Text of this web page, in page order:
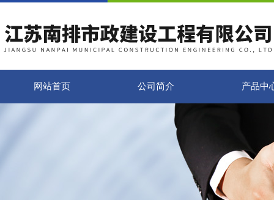
网站首页 公司简介 产品中